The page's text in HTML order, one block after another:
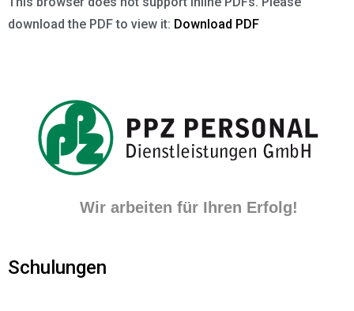
download the PDF to view it: Download PDF
Wir arbeiten für Ihren Erfolg!
Schulungen